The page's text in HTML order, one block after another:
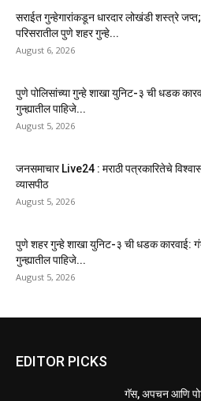
सराईत गुन्हेगारांकडून धारदार लोखंडी शस्त्रे जप्त;
परिसरातील पुणे शहर गुन्हे...
August 6, 2026
पुणे पोलिसांच्या गुन्हे शाखा युनिट-३ ची धडक
गुन्ह्यातील पाहिजे...
August 5, 2026
जनसमाचार Live24 : मराठी पत्रकारितेचे
व्यासपीठ
August 5, 2026
पुणे शहर गुन्हे शाखा युनिट-३ ची धडक कारवाई:
गुन्ह्यातील पाहिजे...
August 5, 2026
EDITOR PICKS
गॅस, अपचन आणि